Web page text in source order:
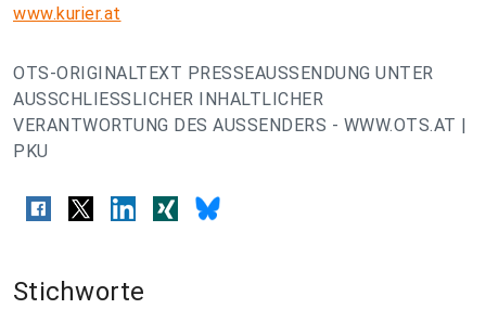
www.kurier.at
OTS-ORIGINALTEXT PRESSEAUSSENDUNG UNTER
AUSSCHLIESSLICHER INHALTLICHER
VERANTWORTUNG DES AUSSENDERS - WWW.OTS.AT |
PKU
Stichworte